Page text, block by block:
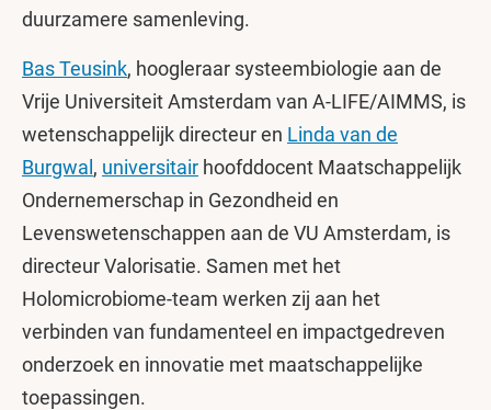
duurzamere samenleving.
Bas Teusink, hoogleraar systeembiologie aan de
Vrije Universiteit Amsterdam van A-LIFE/AIMMS, is
wetenschappelijk directeur en Linda van de
Burgwal , universitair hoofddocent Maatschappelijk
Ondernemerschap in Gezondheid en
Levenswetenschappen aan de VU Amsterdam, is
directeur Valorisatie. Samen met het
Holomicrobiome-team werken zij aan het
verbinden van fundamenteel en impactgedreven
onderzoek en innovatie met maatschappelijke
toepassingen.